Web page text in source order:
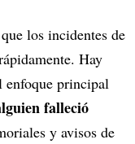
los incidentes de
Hay
enfoque principal
falleció
y avisos de